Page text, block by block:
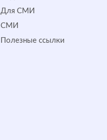
Для СМИ
СМИ
Полезные ссылки